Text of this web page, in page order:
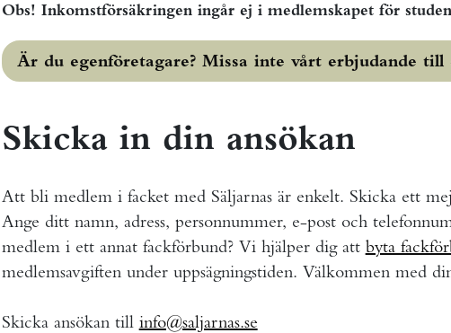
Obs! Inkomstförsäkringen ingår ej i medlemskapet för
Är du egenföretagare? Missa inte vårt erbjudande till
Skicka in din ansökan
Att bli medlem i facket med Säljarnas är enkelt. Skicka ett
Ange ditt namn, adress, personnummer, e-post och
medlem i ett annat fackförbund? Vi hjälper dig att byta
medlemsavgiften under uppsägningstiden. Välkommen med
Skicka ansökan till info@saljarnas.se